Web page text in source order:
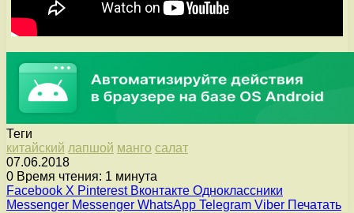
Теги
китайский лапшой манго салат
07.06.2018
0 Время чтения: 1 минута
Facebook X Pinterest Вконтакте Одноклассники
Messenger Messenger WhatsApp Telegram Viber Печатать